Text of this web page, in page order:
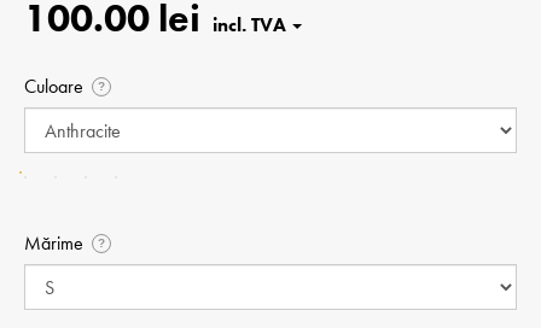
100.00 lei
Culoare ?
Mărime ?